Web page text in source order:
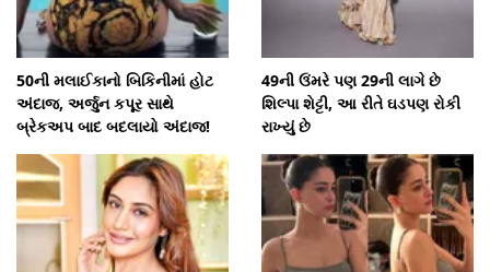
50ની મલાઈકાનો બિકિનીમાં હોટ
અંદાજ, અર્જુન કપૂર સાથે
બ્રેકઅપ બાદ બદલાયો અંદાજ!
49ની ઉંમરે પણ 29ની લાગે છે
શિલ્પા શેટ્ટી, આ રીતે ઘડપણ રોકી
રાખ્યું છે